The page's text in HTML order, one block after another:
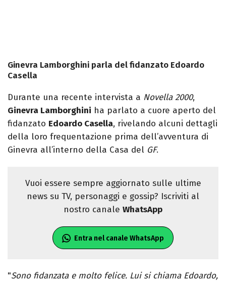
Ginevra Lamborghini parla del fidanzato Edoardo
Casella
Durante una recente intervista a Novella 2000,
Ginevra Lamborghini ha parlato a cuore aperto del
fidanzato Edoardo Casella, rivelando alcuni dettagli
della loro frequentazione prima dell’avventura di
Ginevra all’interno della Casa del GF.
Vuoi essere sempre aggiornato sulle ultime
news su TV, personaggi e gossip? Iscriviti al
nostro canale WhatsApp
Entra nel canale WhatsApp
"Sono fidanzata e molto felice. Lui si chiama Edoardo,